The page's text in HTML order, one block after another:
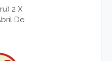
2 X
De